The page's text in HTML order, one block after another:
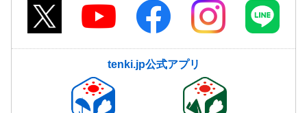
tenki.jp公式アプリ